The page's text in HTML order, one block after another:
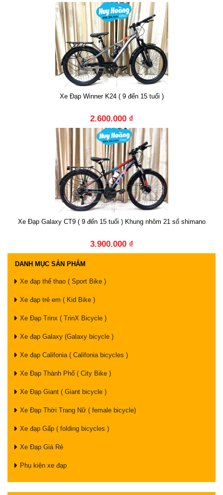
Xe Đạp Winner K24 ( 9 đến 15 tuổi )
2.600.000 ₫
Xe Đạp Galaxy CT9 ( 9 đến 15 tuổi ) Khung nhôm 21 số shimano
3.900.000 ₫
DANH MỤC SẢN PHẨM
Xe đạp thể thao ( Sport Bike )
Xe đạp trẻ em ( Kid Bike )
Xe Đạp Trinx ( TrinX Bicycle )
Xe đạp Galaxy (Galaxy bicycle )
Xe đạp Califonia ( Califonia bicycles )
Xe Đạp Thành Phố ( City Bike )
Xe Đạp Giant ( Giant bicycle )
Xe Đạp Thời Trang Nữ ( female bicycle)
Xe đạp Gấp ( folding bicycles )
Xe Đạp Giá Rẻ
Phụ kiện xe đạp